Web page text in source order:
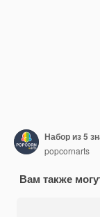
popcornarts
Вам также